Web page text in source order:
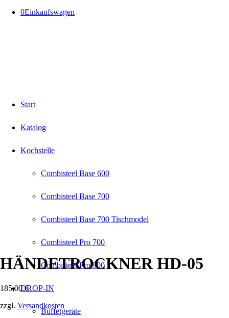
0Einkaufswagen
Start
Katalog
Kochstelle
Combisteel Base 600
Combisteel Base 700
Combisteel Base 700 Tischmodel
Combisteel Pro 700
Combisteel Pro 900
DROP-IN
Büffetgeräte
HÄNDETROCKNER HD-05
185,00€
zzgl. Versandkosten